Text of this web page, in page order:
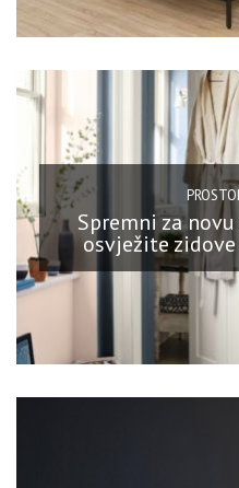
Spremni za
osvježite